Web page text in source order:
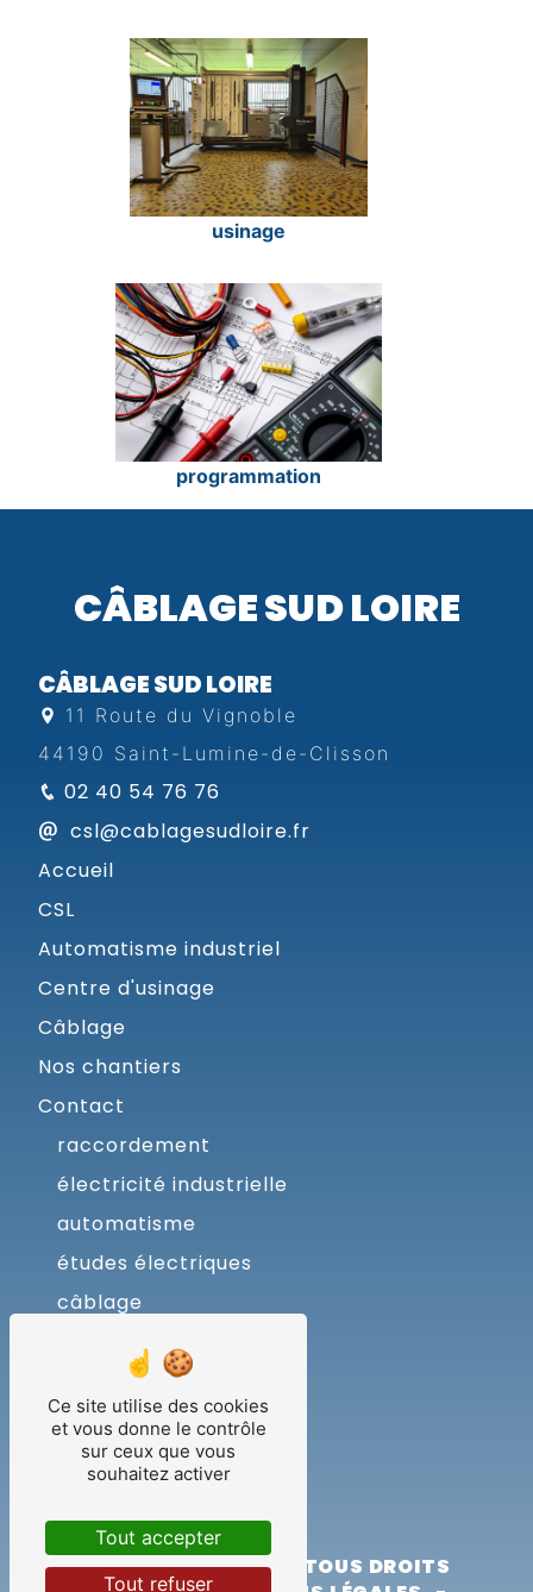
usinage
programmation
CÂBLAGE SUD LOIRE
CÂBLAGE SUD LOIRE
11 Route du Vignoble
44190 Saint-Lumine-de-Clisson
02 40 54 76 76
csl@cablagesudloire.fr
Accueil
CSL
Automatisme industriel
Centre d'usinage
Câblage
Nos chantiers
Contact
raccordement
électricité industrielle
automatisme
études électriques
câblage
armoires
dao
usinage
©VISTALID- 2026 - TOUS DROITS
Ce site utilise des cookies
et vous donne le contrôle
sur ceux que vous
souhaitez activer
Tout accepter
Tout refuser